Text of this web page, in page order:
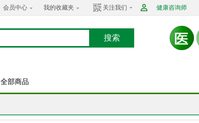
会员中心 我的收藏夹 关注我们 健康咨询师
搜索
全部商品